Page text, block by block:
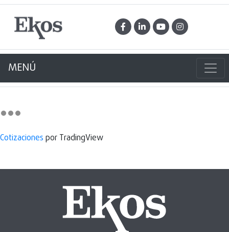
MENÚ
Cotizaciones por TradingView